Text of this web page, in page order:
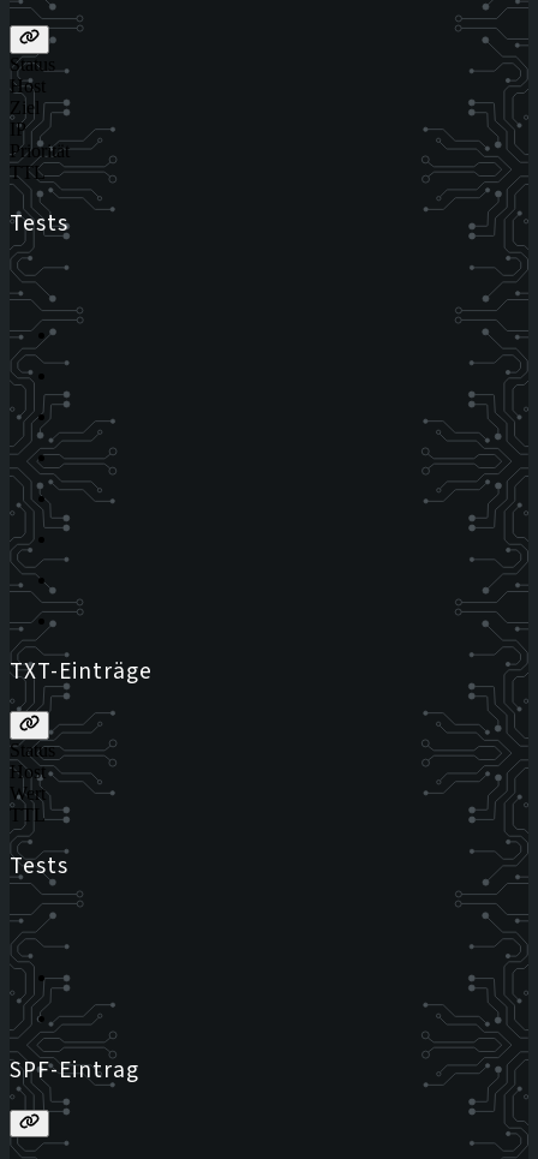
Status
Host
Ziel
IP
Priorität
TTL
Tests
TXT-Einträge
Status
Host
Wert
TTL
Tests
SPF-Eintrag